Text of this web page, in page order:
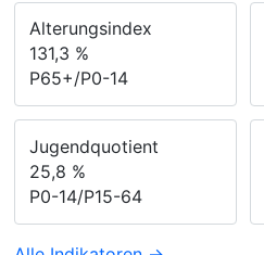
Alterungsindex
131,3 %
P65+/P0-14
Jugendquotient
25,8 %
P0-14/P15-64